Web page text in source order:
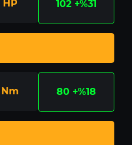
HP 102 +%31
Nm 80 +%18